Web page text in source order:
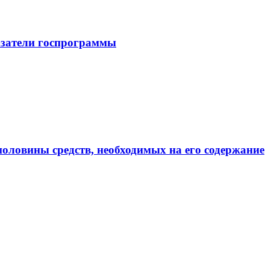
госпрограммы
средств, необходимых на его содержание